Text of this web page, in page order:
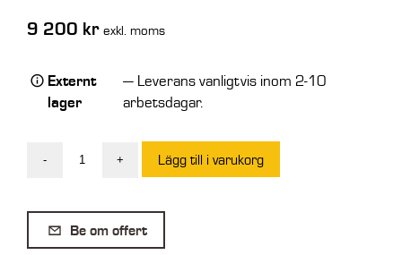
9 200 kr exkl. moms
Externt
lager
— Leverans vanligtvis inom 2-10
arbetsdagar.
-
Diesel
Plast
+ Lägg till i varukorg
Be om offert